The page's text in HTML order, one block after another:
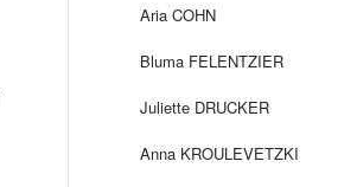
Aria COHN
Bluma FELENTZIER
Juliette DRUCKER
Anna KROULEVETZKI